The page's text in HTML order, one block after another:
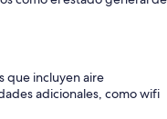
que incluyen aire
adicionales, como wifi